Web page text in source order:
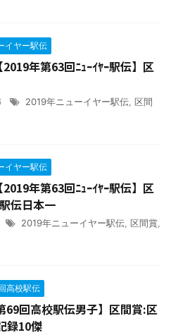
イヤー駅伝
年第63回ﾆｭｰｲﾔｰ駅伝】区
2019年ニューイヤー駅伝 区間
イヤー駅伝
年第63回ﾆｭｰｲﾔｰ駅伝】区
伝日本一
2019年ニューイヤー駅伝 区間賞
高校駅伝
69回高校駅伝男子】区間賞:区
録10傑